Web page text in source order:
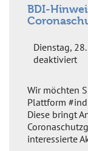
BDI-
Dienstag,
deaktiviertfür
für
Wir möchten
Plattform
Diese bringt
interessierte